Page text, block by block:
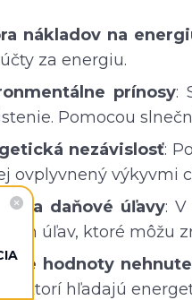
nákladov na
za energiu.
prínosy:
Pomocou
nezávislosť:
ovplyvnený výkyvmi
a daňové úľavy:
úľav, ktoré môžu
hodnoty
ktorí hľadajú